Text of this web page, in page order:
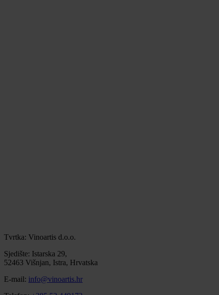
Tvrtka: Vinoartis d.o.o.
Sjedište: Istarska 29,
52463 Višnjan, Istra, Hrvatska
E-mail: info@vinoartis.hr